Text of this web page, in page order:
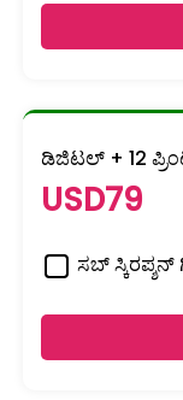
ಡಿಜಿಟಲ್ + 12
USD79
ಸಬ್ ಸ್ಕಿರಪ್ಶನ್